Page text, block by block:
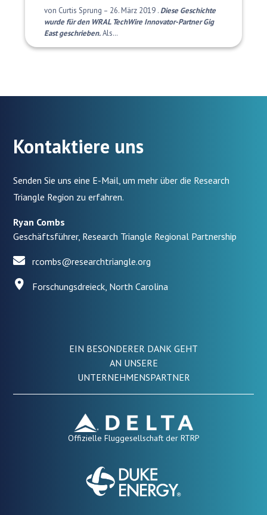
von Curtis Sprung – 26. März 2019 . Diese Geschichte
wurde für den WRAL TechWire Innovator-Partner Gig
East geschrieben.Als…
Kontaktiere uns
Senden Sie uns eine E-Mail, um mehr über die Research
Triangle Region zu erfahren.
Ryan Combs
Geschäftsführer, Research Triangle Regional Partnership
rcombs@researchtriangle.org
Forschungsdreieck, North Carolina
EIN BESONDERER DANK GEHT
AN UNSERE
UNTERNEHMENSPARTNER
Offizielle Fluggesellschaft der RTRP